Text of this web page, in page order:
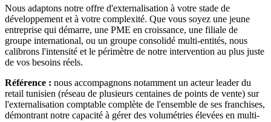
Nous adaptons notre offre d'externalisation à votre stade de
développement et à votre complexité. Que vous soyez une jeune
entreprise qui démarre, une PME en croissance, une filiale de
groupe international, ou un groupe consolidé multi-entités, nous
calibrons l'intensité et le périmètre de notre intervention au plus juste
de vos besoins réels.
Référence : nous accompagnons notamment un acteur leader du
retail tunisien (réseau de plusieurs centaines de points de vente) sur
l'externalisation comptable complète de l'ensemble de ses franchises,
démontrant notre capacité à gérer des volumétries élevées en multi-